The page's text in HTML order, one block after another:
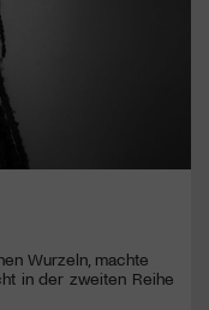
Wurzeln, machte
in der zweiten Reihe